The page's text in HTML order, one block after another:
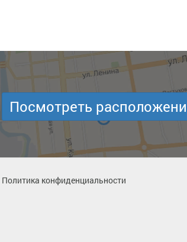
Посмотреть
Политика конфиденциальности